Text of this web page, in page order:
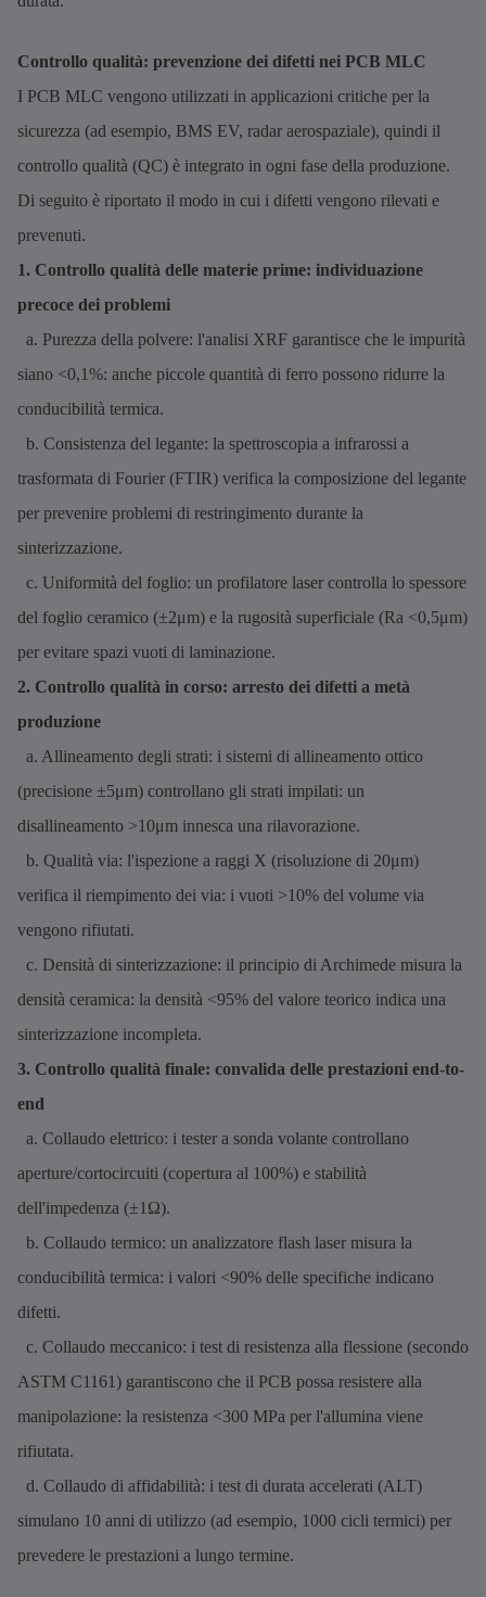
Controllo qualità: prevenzione dei difetti nei PCB MLC
I PCB MLC vengono utilizzati in applicazioni critiche per la
sicurezza (ad esempio, BMS EV, radar aerospaziale), quindi il
controllo qualità (QC) è integrato in ogni fase della produzione.
Di seguito è riportato il modo in cui i difetti vengono rilevati e
prevenuti.
1. Controllo qualità delle materie prime: individuazione
precoce dei problemi
a. Purezza della polvere: l'analisi XRF garantisce che le impurità
siano <0,1%: anche piccole quantità di ferro possono ridurre la
conducibilità termica.
b. Consistenza del legante: la spettroscopia a infrarossi a
trasformata di Fourier (FTIR) verifica la composizione del legante
per prevenire problemi di restringimento durante la
sinterizzazione.
c. Uniformità del foglio: un profilatore laser controlla lo spessore
del foglio ceramico (±2μm) e la rugosità superficiale (Ra <0,5μm)
per evitare spazi vuoti di laminazione.
2. Controllo qualità in corso: arresto dei difetti a metà
produzione
a. Allineamento degli strati: i sistemi di allineamento ottico
(precisione ±5μm) controllano gli strati impilati: un
disallineamento >10μm innesca una rilavorazione.
b. Qualità via: l'ispezione a raggi X (risoluzione di 20μm)
verifica il riempimento dei via: i vuoti >10% del volume via
vengono rifiutati.
c. Densità di sinterizzazione: il principio di Archimede misura la
densità ceramica: la densità <95% del valore teorico indica una
sinterizzazione incompleta.
3. Controllo qualità finale: convalida delle prestazioni end-to-
end
a. Collaudo elettrico: i tester a sonda volante controllano
aperture/cortocircuiti (copertura al 100%) e stabilità
dell'impedenza (±1Ω).
b. Collaudo termico: un analizzatore flash laser misura la
conducibilità termica: i valori <90% delle specifiche indicano
difetti.
c. Collaudo meccanico: i test di resistenza alla flessione (secondo
ASTM C1161) garantiscono che il PCB possa resistere alla
manipolazione: la resistenza <300 MPa per l'allumina viene
rifiutata.
d. Collaudo di affidabilità: i test di durata accelerati (ALT)
simulano 10 anni di utilizzo (ad esempio, 1000 cicli termici) per
prevedere le prestazioni a lungo termine.